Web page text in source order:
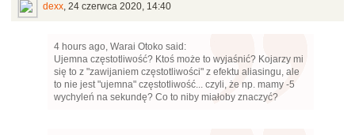
dexx, 24 czerwca 2020, 14:40
4 hours ago, Warai Otoko said:
Ujemna częstotliwość? Ktoś może to wyjaśnić? Kojarzy mi
się to z "zawijaniem częstotliwości" z efektu aliasingu, ale
to nie jest "ujemna" częstotliwość... czyli, że np. mamy -5
wychyleń na sekundę? Co to niby miałoby znaczyć?